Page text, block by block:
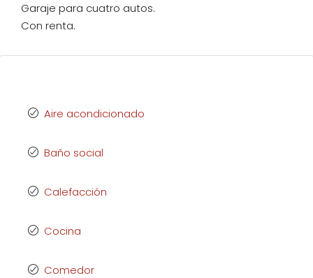
Garaje para cuatro autos.
Con renta.
Aire acondicionado
Baño social
Calefacción
Cocina
Comedor